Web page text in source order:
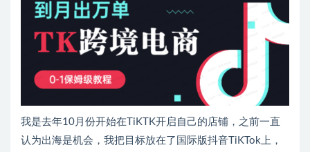
我是去年10月份开始在TiKTK开启自己的店铺，之前一直
认为出海是机会，我把目标放在了国际版抖音TiKTok上，